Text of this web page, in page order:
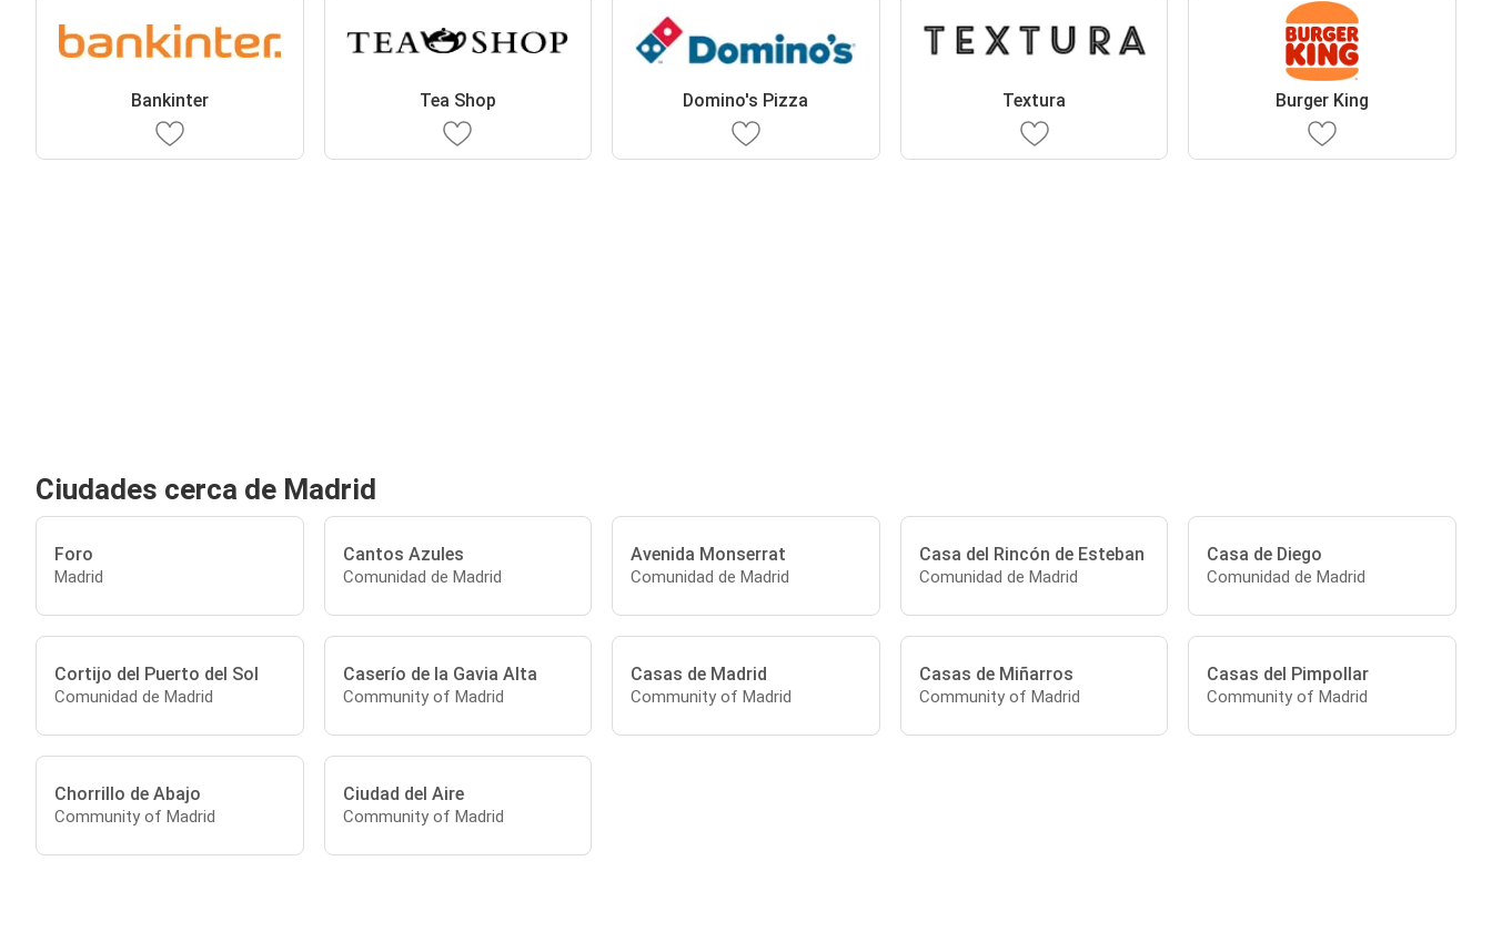
Bankinter Tea Shop Domino's Pizza Textura Burger King
Ciudades cerca de Madrid
Foro
Madrid
Cantos Azules
Comunidad de Madrid
Avenida Monserrat
Comunidad de Madrid
Casa del Rincón de Esteban
Comunidad de Madrid
Casa de Diego
Comunidad de Madrid
Cortijo del Puerto del Sol
Comunidad de Madrid
Caserío de la Gavia Alta
Community of Madrid
Casas de Madrid
Community of Madrid
Casas de Miñarros
Community of Madrid
Casas del Pimpollar
Community of Madrid
Chorrillo de Abajo
Community of Madrid
Ciudad del Aire
Community of Madrid